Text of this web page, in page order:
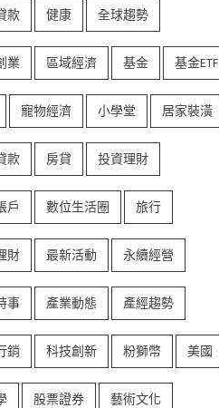
款 健康 全球趨勢
業 區域經濟 基金 基金ETF
寵物經濟 小學堂 居家裝潢
款 房貸 投資理財
戶 數位生活圈 旅行
財 最新活動 永續經營
事 產業動態 產經趨勢
銷 科技創新 粉獅幣 美國
股票證券 藝術文化